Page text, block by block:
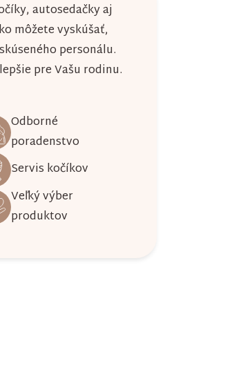
autosedačky aj
môžete vyskúšať,
personálu.
pre Vašu rodinu.
Odborné
poradenstvo
Servis kočíkov
Veľký výber
produktov